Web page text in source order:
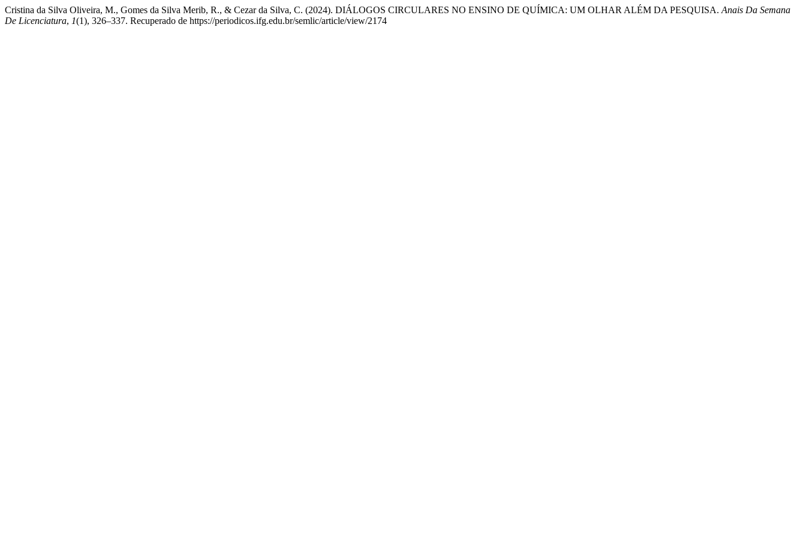
Cristina da Silva Oliveira, M., Gomes da Silva Merib, R., & Cezar da Silva, C. (2024). DIÁLOGOS CIRCULARES NO ENSINO DE QUÍMICA: UM OLHAR ALÉM DA PESQUISA. Anais Da Semana
De Licenciatura, 1(1), 326–337. Recuperado de https://periodicos.ifg.edu.br/semlic/article/view/2174